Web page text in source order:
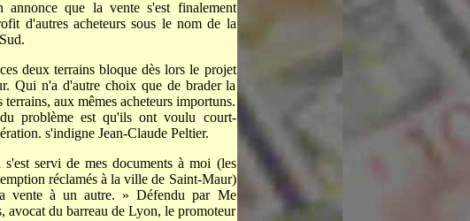
annonce que la vente s'est finalement
d'autres acheteurs sous le nom de la
deux terrains bloque dès lors le projet
Qui n'a d'autre choix que de brader la
terrains, aux mêmes acheteurs importuns.
problème est qu'ils ont voulu court-
s'indigne Jean-Claude Peltier.
servi de mes documents à moi (les
réclamés à la ville de Saint-Maur)
vente à un autre. » Défendu par Me
avocat du barreau de Lyon, le promoteur